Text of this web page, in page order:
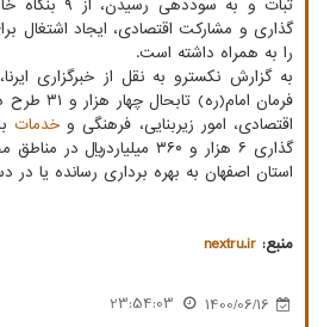
ثبات و به
را به همراه داشته است.
به گزارش نکسترو به نقل از خبرگزاری
فرمان
اقتصادی، امور زیربنایی، فرهنگی و خدمات
گذاری ۶ هزار و ۳۶۰
استان اصفهان به بهره برداری رسانده یا در
منبع: nextru.ir
1400/06/16
23:54:03